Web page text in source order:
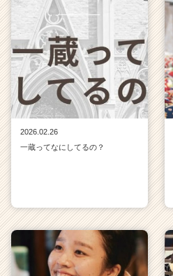
2026.02.26
一蔵ってなにしてるの？